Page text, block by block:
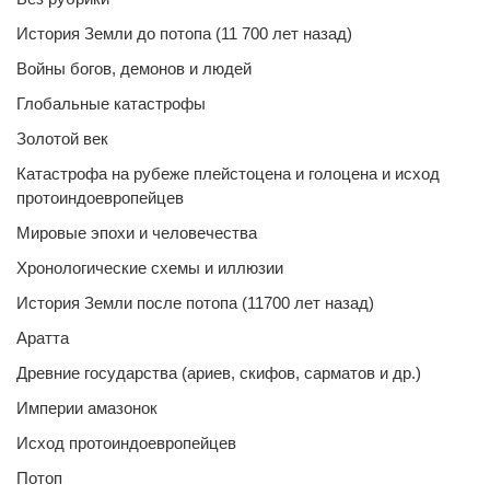
История Земли до потопа (11 700 лет назад)
Войны богов, демонов и людей
Глобальные катастрофы
Золотой век
Катастрофа на рубеже плейстоцена и голоцена и исход
протоиндоевропейцев
Мировые эпохи и человечества
Хронологические схемы и иллюзии
История Земли после потопа (11700 лет назад)
Аратта
Древние государства (ариев, скифов, сарматов и др.)
Империи амазонок
Исход протоиндоевропейцев
Потоп